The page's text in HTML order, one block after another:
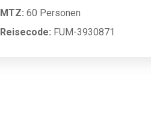
MTZ: 60 Personen
Reisecode: FUM-3930871